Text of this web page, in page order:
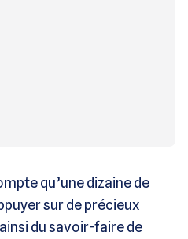
qu’une dizaine de
sur de précieux
du savoir-faire de